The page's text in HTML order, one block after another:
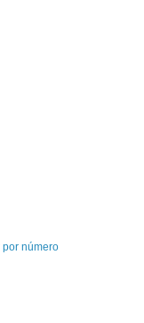
número